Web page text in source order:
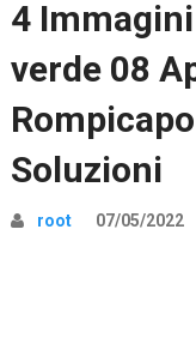
4
verde 08
Soluzioni
root 07/05/2022